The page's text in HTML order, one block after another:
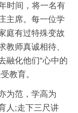
时间，将一名有
主席。每一位学
庭有过特殊变故
教师真诚相待、
融化他们“心中的
教育。
为范，学高为
人;走下三尺讲